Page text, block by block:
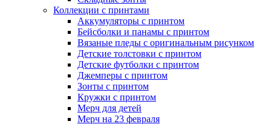
Коллекции с принтами
Аккумуляторы с принтом
Бейсболки и панамы с принтом
Вязаные пледы с оригинальным рисунком
Детские толстовки с принтом
Детские футболки с принтом
Джемперы с принтом
Зонты с принтом
Кружки с принтом
Мерч для детей
Мерч на 23 февраля